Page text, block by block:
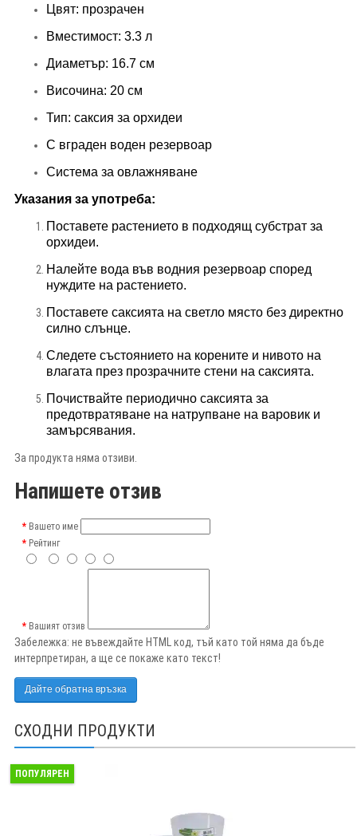
Цвят: прозрачен
Вместимост: 3.3 л
Диаметър: 16.7 см
Височина: 20 см
Тип: саксия за орхидеи
С вграден воден резервоар
Система за овлажняване
Указания за употреба:
Поставете растението в подходящ субстрат за
орхидеи.
Налейте вода във водния резервоар според
нуждите на растението.
Поставете саксията на светло място без директно
силно слънце.
Следете състоянието на корените и нивото на
влагата през прозрачните стени на саксията.
Почиствайте периодично саксията за
предотвратяване на натрупване на варовик и
замърсявания.
За продукта няма отзиви.
Напишете отзив
Вашето име
Рейтинг
Вашият отзив
Забележка: не въвеждайте HTML код, тъй като той няма да бъде
интерпретиран, а ще се покаже като текст!
Дайте обратна връзка
СХОДНИ ПРОДУКТИ
ПОПУЛЯРЕН